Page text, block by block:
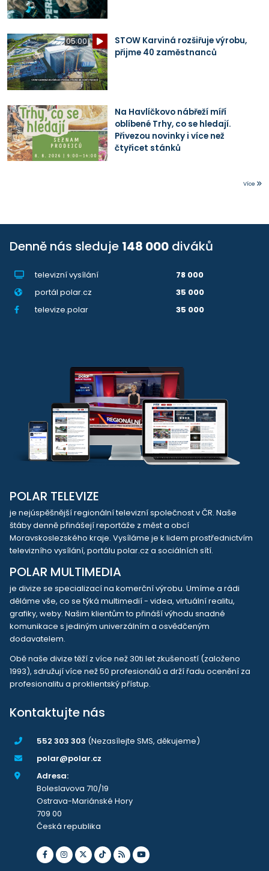
05:00
STOW Karviná rozšiřuje výrobu,
přijme 40 zaměstnanců
Na Havlíčkovo nábřeží míří
oblíbené Trhy, co se hledají.
Přivezou novinky i více než
čtyřicet stánků
Více
Denně nás sleduje 148 000 diváků
televizní vysílání
78 000
portál polar.cz
35 000
televize.polar
35 000
POLAR TELEVIZE
je nejúspěšnější regionální televizní společnost v ČR. Naše
štáby denně přinášejí reportáže z měst a obcí
Moravskoslezského kraje. Vysíláme je k lidem prostřednictvím
televizního vysílání, portálu polar.cz a sociálních sítí.
POLAR MULTIMEDIA
je divize se specializací na komerční výrobu. Umíme a rádi
děláme vše, co se týká multimedií - videa, virtuální realitu,
grafiky, weby. Našim klientům to přináší výhodu snadné
komunikace s jediným univerzálním a osvědčeným
dodavatelem.
Obě naše divize těží z více než 30ti let zkušeností (založeno
1993), sdružují více než 50 profesionálů a drží řadu ocenění za
profesionalitu a proklientský přístup.
Kontaktujte nás
552 303 303 (Nezasílejte SMS, děkujeme)
polar@polar.cz
Adresa:
Boleslavova 710/19
Ostrava-Mariánské Hory
709 00
Česká republika